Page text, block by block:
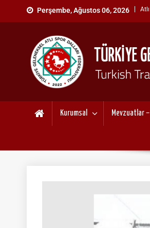
Perşembe, Ağustos 06, 2026
TÜRKİYE
"Gelenekten, Geleceğe "
Kurumsal Mevzuatlar –